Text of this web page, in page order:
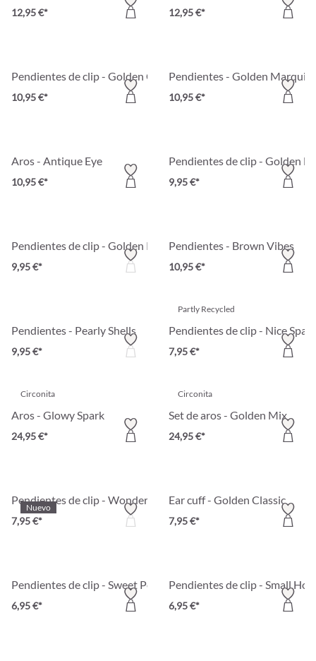
12,95 €* 12,95 €*
Pendientes de clip - Golden Classic
10,95 €*
Pendientes - Golden Marquise
10,95 €*
Aros - Antique Eye
10,95 €*
Pendientes de clip - Golden
9,95 €*
Pendientes de clip - Golden Pearl Duo
9,95 €*
Pendientes - Brown Vibes
10,95 €*
Pendientes - Pearly Shells
9,95 €*
Partly Recycled
Pendientes de clip - Nice
7,95 €*
Circonita
Aros - Glowy Spark
24,95 €*
Circonita
Set de aros - Golden Mix
24,95 €*
Nuevo
Pendientes de clip - Wonderful Leaf
7,95 €*
Ear cuff - Golden Classic
7,95 €*
Pendientes de clip - Sweet Pearl
6,95 €*
Pendientes de clip - Small
6,95 €*